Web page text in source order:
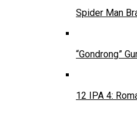
Spider Man
“Gondrong”
12 IPA 4: